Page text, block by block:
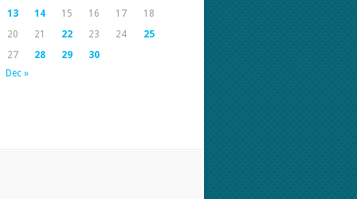
13 14 15 16 17
18
20 21 22 23 24
25
27 28 29
30
Dec »